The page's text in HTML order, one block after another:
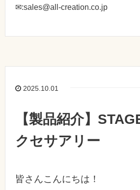
✉:sales@all-creation.co.jp
2025.10.01
【製品紹介】
クセサアリー
皆さんこんにちは！